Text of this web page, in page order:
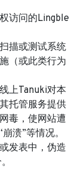
访问的Lingble
描或测试系统
（或此类行为
上Tanuki对本
托管服务提供
毒，使网站遭
溃”等情况。
发表中，伪造